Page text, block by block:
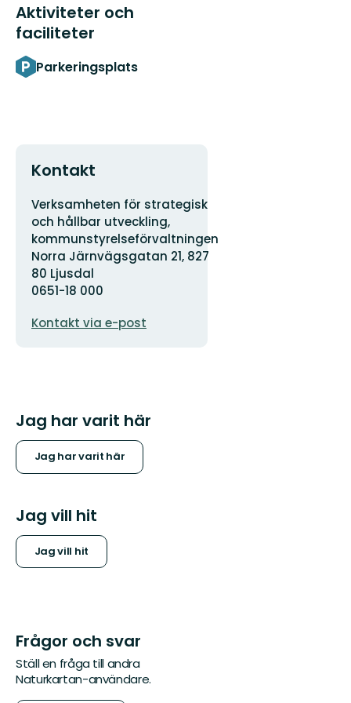
Aktiviteter och
faciliteter
Parkeringsplats
Kontakt
Adress
Verksamheten för strategisk
och hållbar utveckling,
kommunstyrelseförvaltningen
Norra Järnvägsgatan 21, 827
80 Ljusdal
0651-18 000
postadress
Kontakt via e-post
Jag har varit här
Jag har varit här
Jag vill hit
Jag vill hit
Frågor och svar
Ställ en fråga till andra
Naturkartan-användare.